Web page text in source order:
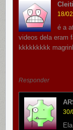
18/
é a
videos dela eram
kkkkkkkkk
Responder
30/